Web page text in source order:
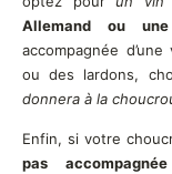
Allemand ou une
accompagnée
ou des lardons,
donnera à la
Enfin, si votre
pas